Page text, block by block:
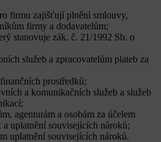
firmu zajišťují plnění smlouvy,
firmy a dodavatelům;
stanovuje zák. č. 21/1992 Sb. o
služeb a zpracovatelům plateb za
prostředků;
a komunikačních služeb a služeb
agenturám a osobám za účelem
uplatnění souvisejících nároků;
uplatnění souvisejících nároků.